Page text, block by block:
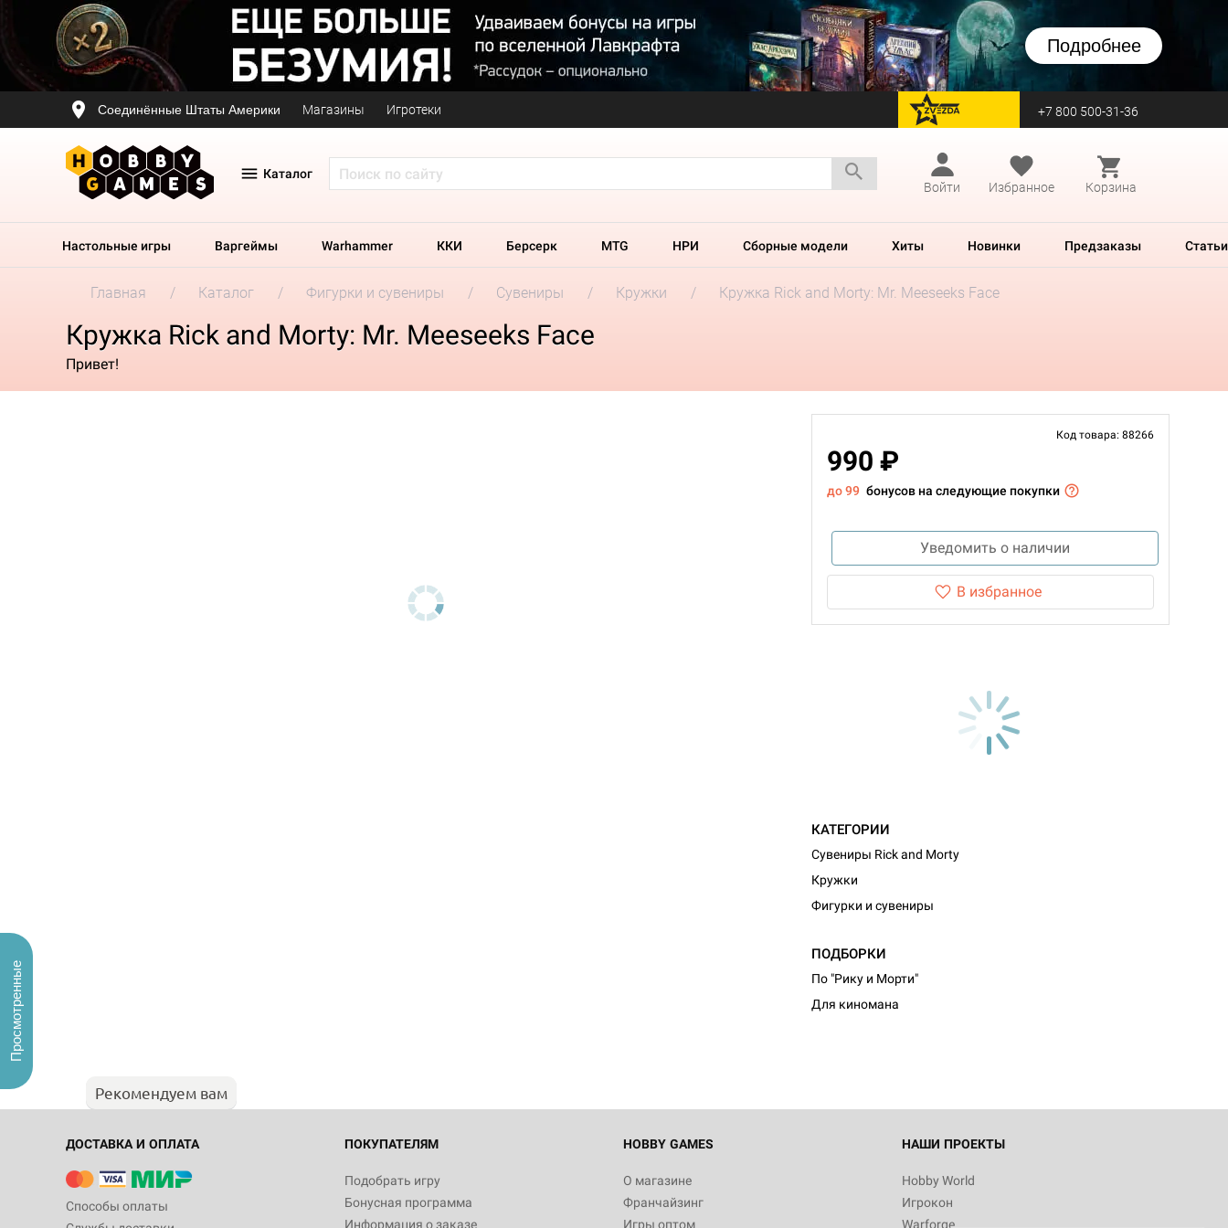
Подробнее
Соединённые Штаты Америки Магазины Игротеки перейти на Zvezda +7 800 500-31-36
Каталог
Войти
Избранное Корзина
Настольные игры Варгеймы Warhammer ККИ Берсерк MTG НРИ Сборные модели Хиты Новинки Предзаказы Статьи
Главная Каталог Фигурки и сувениры Сувениры Кружки Кружка Rick and Morty: Mr. Meeseeks Face
Кружка Rick and Morty: Mr. Meeseeks Face
Привет!
Код товара: 88266
990 ₽
до 99 бонусов на следующие покупки
Уведомить о наличии
В избранное
КАТЕГОРИИ
Сувениры Rick and Morty
Кружки
Фигурки и сувениры
ПОДБОРКИ
По "Рику и Морти"
Для киномана
Рекомендуем вам
ДОСТАВКА И ОПЛАТА
Способы оплаты
ПОКУПАТЕЛЯМ
Подобрать игру
Бонусная программа
Информация о заказе
HOBBY GAMES
О магазине
Франчайзинг
Игры оптом
НАШИ ПРОЕКТЫ
Hobby World
Игрокон
Warforge
Просмотренные
Настольная игра Hobby World Монстры
Белая смерть
12 990
Настольная игра Hobby World Берсерк.